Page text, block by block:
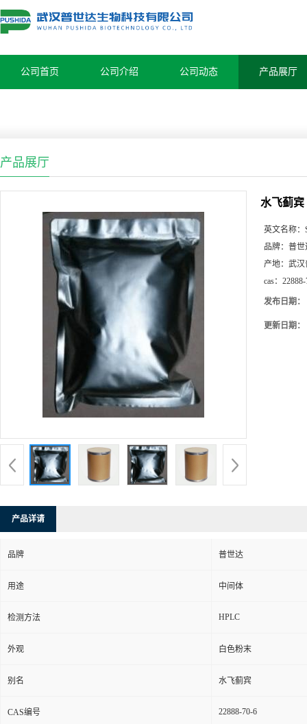
公司首页 公司介绍 公司动态 产品展厅
产品展厅
水飞蓟宾
英文名称：
品牌： 普世
产地： 武汉
cas：
发布日期：
更新日期：
产品详请
品牌 普世达
用途 中间体
检测方法 HPLC
外观 白色粉末
别名 水飞蓟宾
CAS编号 22888-70-6